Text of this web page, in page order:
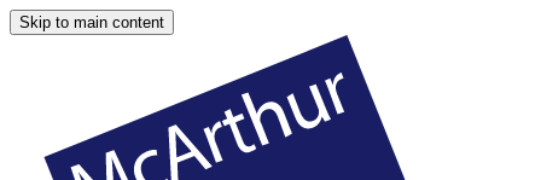
Skip to main content